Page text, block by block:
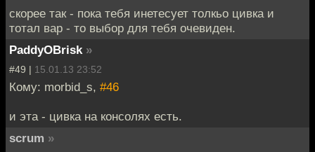
скорее так - пока тебя инетесует толкьо цивка и
тотал вар - то выбор для тебя очевиден.
PaddyOBrisk »
#49 | 15.01.13 23:52
Кому: morbid_s, #46
и эта - цивка на консолях есть.
scrum »